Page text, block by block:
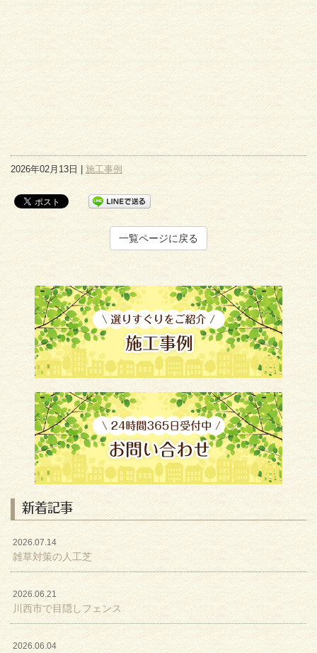
2026年02月13日 |施工事例
一覧ページに戻る
新着記事
2026.07.14
雑草対策の人工芝
2026.06.21
川西市で目隠しフェンス
2026.06.04